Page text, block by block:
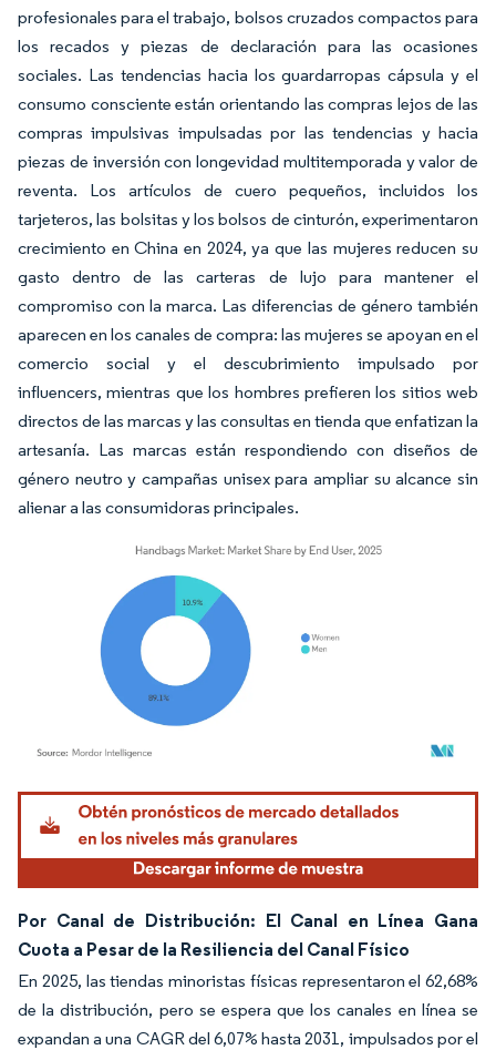
profesionales para el trabajo, bolsos cruzados compactos para
los recados y piezas de declaración para las ocasiones
sociales. Las tendencias hacia los guardarropas cápsula y el
consumo consciente están orientando las compras lejos de las
compras impulsivas impulsadas por las tendencias y hacia
piezas de inversión con longevidad multitemporada y valor de
reventa. Los artículos de cuero pequeños, incluidos los
tarjeteros, las bolsitas y los bolsos de cinturón, experimentaron
crecimiento en China en 2024, ya que las mujeres reducen su
gasto dentro de las carteras de lujo para mantener el
compromiso con la marca. Las diferencias de género también
aparecen en los canales de compra: las mujeres se apoyan en el
comercio social y el descubrimiento impulsado por
influencers, mientras que los hombres prefieren los sitios web
directos de las marcas y las consultas en tienda que enfatizan la
artesanía. Las marcas están respondiendo con diseños de
género neutro y campañas unisex para ampliar su alcance sin
alienar a las consumidoras principales.
Imagen © Mordor Intelligence. El uso requiere atribución según CC BY 4.0.
Por Canal de Distribución: El Canal en Línea Gana
Cuota a Pesar de la Resiliencia del Canal Físico
En 2025, las tiendas minoristas físicas representaron el 62,68%
de la distribución, pero se espera que los canales en línea se
expandan a una CAGR del 6,07% hasta 2031, impulsados por el